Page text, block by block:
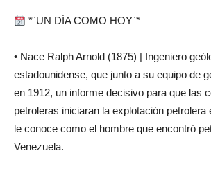
*`UN DÍA COMO HOY`*
• Nace Ralph Arnold (1875) | Ingeniero
estadounidense, que junto a su equipo de
en 1912, un informe decisivo para que las
petroleras iniciaran la explotación petrolera
le conoce como el hombre que encontró
Venezuela.